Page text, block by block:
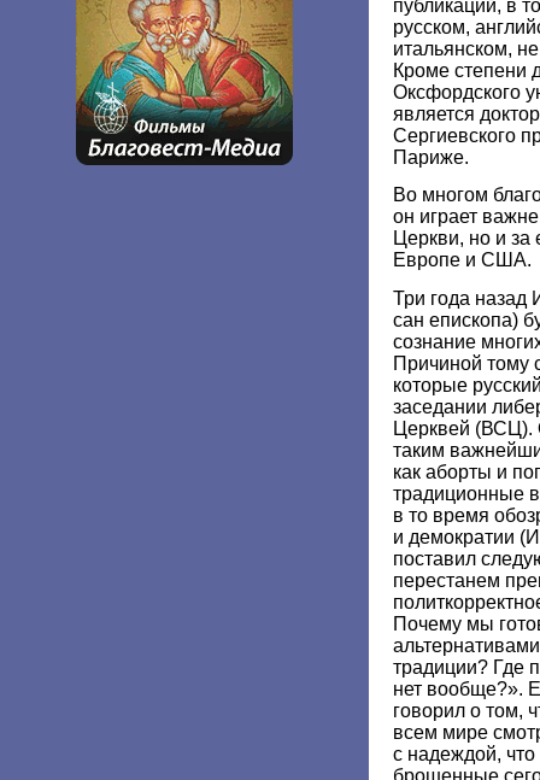
публикаций, в
русском,
итальянском,
Кроме степени
Оксфордского
является
Сергиевского
Париже.
Во многом
он играет
Церкви, но и за
Европе и США.
Три года назад
сан епископа)
сознание
Причиной тому
которые
заседании
Церквей (ВСЦ).
таким
как аборты и
традиционные
в то время
и демократии
поставил
перестанем
Почему мы
традиции? Где
нет вообще?».
говорил о том,
всем мире
с надеждой,
брошенные